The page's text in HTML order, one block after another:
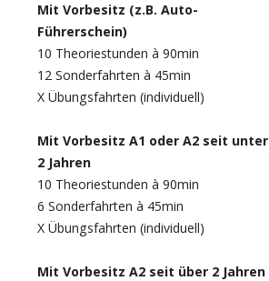
Mit Vorbesitz (z.B. Auto-
Führerschein)
10 Theoriestunden à 90min
12 Sonderfahrten à 45min
X Übungsfahrten (individuell)
Mit Vorbesitz A1 oder A2 seit unter
2 Jahren
10 Theoriestunden à 90min
6 Sonderfahrten à 45min
X Übungsfahrten (individuell)
Mit Vorbesitz A2 seit über 2 Jahren